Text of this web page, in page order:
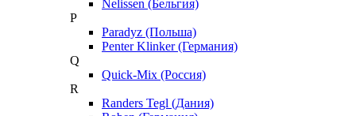
Nelissen (Бельгия)
P
Paradyz (Польша)
Penter Klinker (Германия)
Q
Quick-Mix (Россия)
R
Randers Tegl (Дания)